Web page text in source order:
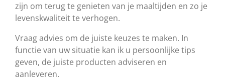
zijn om terug te genieten van je maaltijden en zo je
levenskwaliteit te verhogen.
Vraag advies om de juiste keuzes te maken. In
functie van uw situatie kan ik u persoonlijke tips
geven, de juiste producten adviseren en
aanleveren.